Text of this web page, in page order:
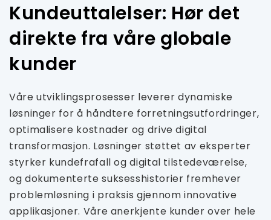
Kundeuttalelser: Hør det
direkte fra våre globale
kunder
Våre utviklingsprosesser leverer dynamiske
løsninger for å håndtere forretningsutfordringer,
optimalisere kostnader og drive digital
transformasjon. Løsninger støttet av eksperter
styrker kundefrafall og digital tilstedeværelse,
og dokumenterte suksesshistorier fremhever
problemløsning i praksis gjennom innovative
applikasjoner. Våre anerkjente kunder over hele